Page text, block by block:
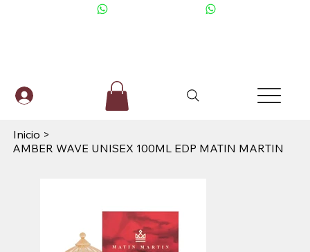
Inicio >
AMBER WAVE UNISEX 100ML EDP MATIN MARTIN